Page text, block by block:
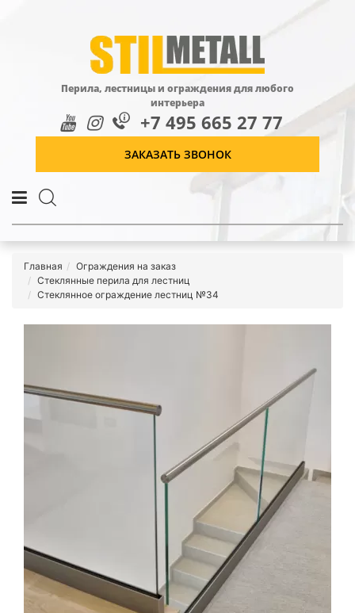
Перила, лестницы и ограждения для любого
интерьера
+7 495 665 27 77
ЗАКАЗАТЬ ЗВОНОК
Главная
Ограждения на заказ
Стеклянные перила для лестниц
Стеклянное ограждение лестниц №34